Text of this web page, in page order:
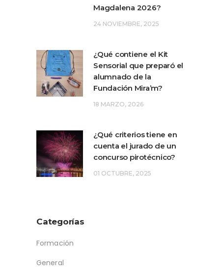
Magdalena 2026?
24 NOVIEMBRE, 2025
¿Qué contiene el Kit
Sensorial que preparó el
alumnado de la
Fundación Mira’m?
18 MARZO, 2026
¿Qué criterios tiene en
cuenta el jurado de un
concurso pirotécnico?
01 OCTUBRE, 2025
Categorías
Formación
General